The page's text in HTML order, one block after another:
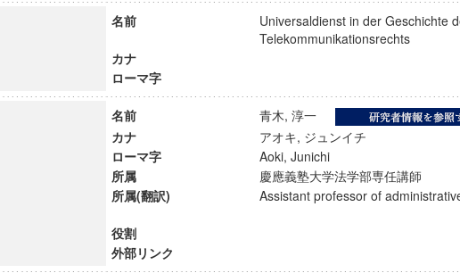
名前
Universaldienst in der Geschichte
Telekommunikationsrechts
カナ
ローマ字
名前
青木, 淳一
カナ
アオキ, ジュンイチ
ローマ字
Aoki, Junichi
所属
慶應義塾大学法学部専任講師
所属(翻訳)
Assistant professor of
役割
外部リンク